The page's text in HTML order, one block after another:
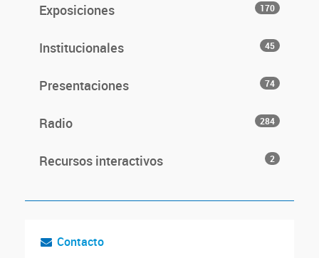
Exposiciones 170
Institucionales 45
Presentaciones 74
Radio 284
Recursos interactivos 2
Contacto